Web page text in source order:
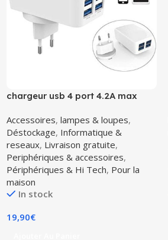
chargeur usb 4 port 4.2A max
Accessoires,lampes & loupes,
Déstockage, Informatique &
reseaux, Livraison gratuite,
Periphériques & accessoires,
Périphériques & Hi Tech, Pour la
maison
In stock
19,90€